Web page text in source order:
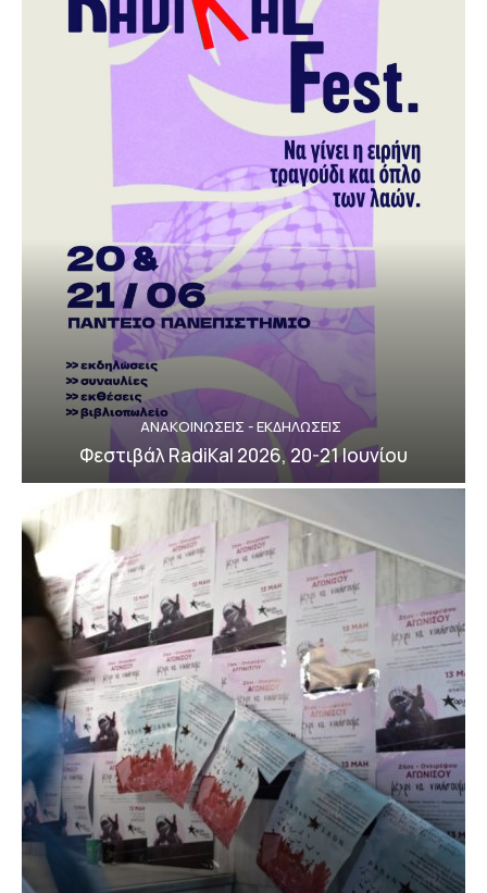
ΑΝΑΚΟΙΝΩΣΕΙΣ - ΕΚΔΗΛΩΣΕΙΣ
Φεστιβάλ RadiKal 2026, 20-21 Ιουνίου